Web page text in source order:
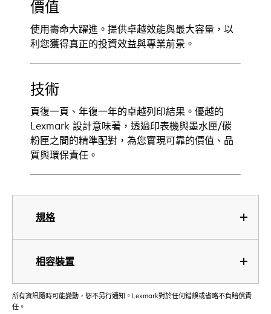
規格
相容裝置
價值
使用壽命大躍進。提供卓越效能與最大容量，以
利您獲得真正的投資效益與專業前景。
技術
頁復一頁、年復一年的卓越列印結果。優越的
Lexmark 設計意味著，透過印表機與墨水匣/碳
粉匣之間的精準配對，為您實現可靠的價值、品
質與環保責任。
所有資訊隨時可能變動，恕不另行通知。Lexmark對於任何錯誤或省略不負賠償責
任。